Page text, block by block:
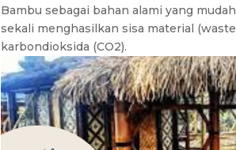
Bambu sebagai bahan alami yang
sekali menghasilkan sisa material
karbondioksida (CO2).